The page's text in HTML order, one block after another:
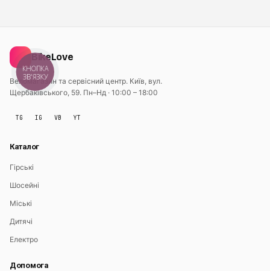
BikeLove
Веломагазин та сервісний центр. Київ, вул.
Щербаківського, 59. Пн–Нд · 10:00 – 18:00
TG IG VB YT
Каталог
Гірські
Шосейні
Міські
Дитячі
Електро
Допомога
КНОПКА
ЗВ'ЯЗКУ